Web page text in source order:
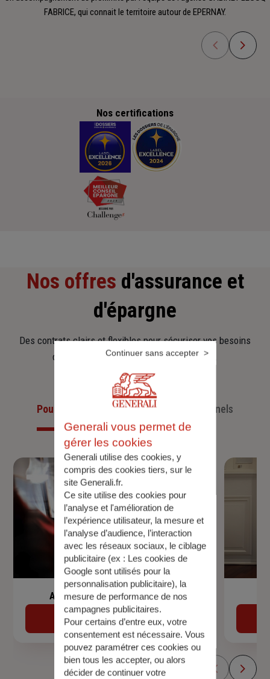
FABRICE, qui connait le territoire autour de EPERNAY.
Nos certifications
Nos offres d'assurance et
d'épargne
Des contrats clairs et flexibles pour sécuriser vos besoins
d’aujourd’hui et anticiper ceux de demain.
Pour les particuliersPour les professionnels
Assurance de prêt immobilier
Découvrir
Generali vous permet de
gérer les cookies
Generali utilise des cookies, y
compris des cookies tiers, sur le
site Generali.fr.
Ce site utilise des cookies pour
l’analyse et l'amélioration de
l’expérience utilisateur, la mesure et
l’analyse d’audience, l’interaction
avec les réseaux sociaux, le ciblage
publicitaire (ex : Les cookies de
Google sont utilisés pour la
personnalisation publicitaire), la
mesure de performance de nos
campagnes publicitaires.
Pour certains d’entre eux, votre
consentement est nécessaire. Vous
pouvez paramétrer ces cookies ou
bien tous les accepter, ou alors
décider de continuer votre
Continuer sans accepter